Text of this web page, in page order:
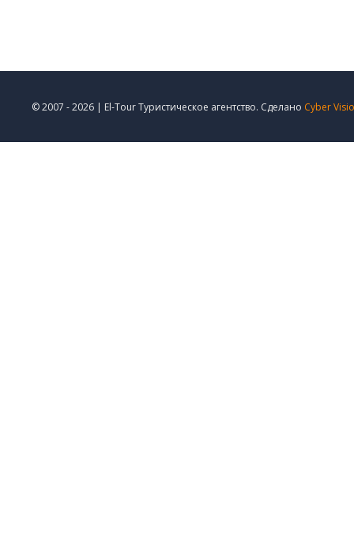
© 2007 - 2026 | El-Tour Туристическое агентство. Сделано Cyber